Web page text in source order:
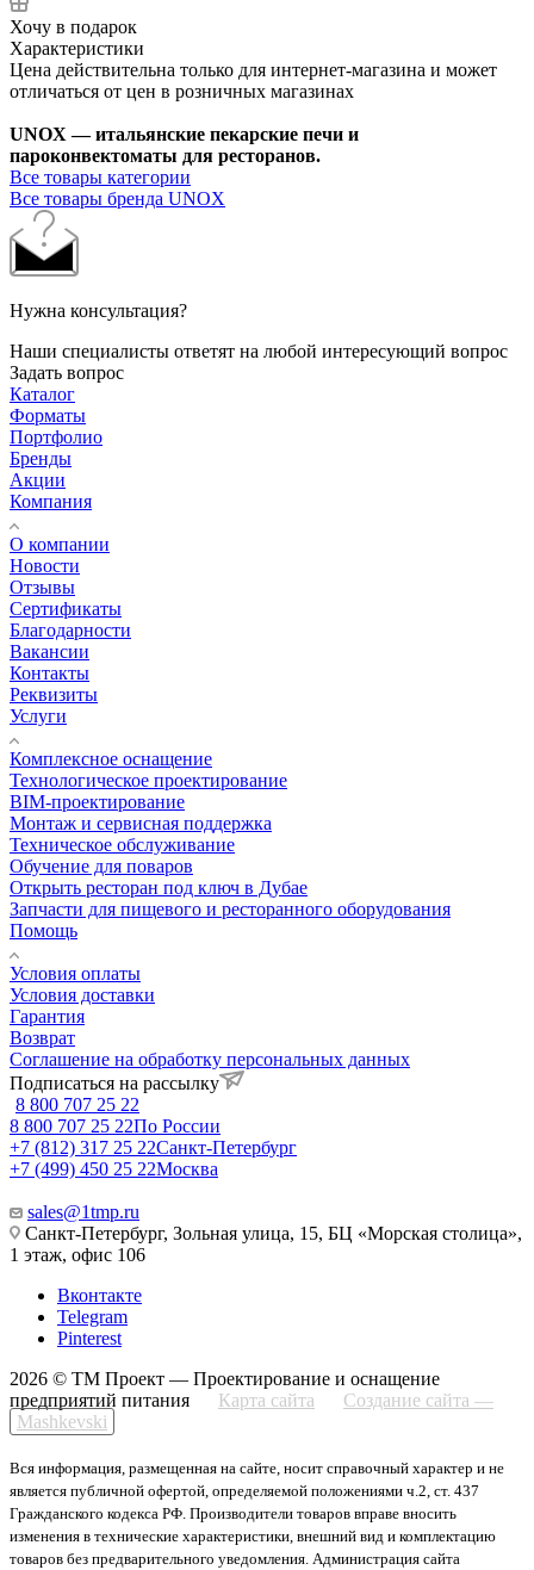
Хочу в подарок
Характеристики
Цена действительна только для интернет-магазина и может
отличаться от цен в розничных магазинах
UNOX — итальянские пекарские печи и
пароконвектоматы для ресторанов.
Все товары категории
Все товары бренда UNOX
Нужна консультация?
Наши специалисты ответят на любой интересующий вопрос
Задать вопрос
Каталог
Форматы
Портфолио
Бренды
Акции
Компания
О компании
Новости
Отзывы
Сертификаты
Благодарности
Вакансии
Контакты
Реквизиты
Услуги
Комплексное оснащение
Технологическое проектирование
BIM-проектирование
Монтаж и сервисная поддержка
Техническое обслуживание
Обучение для поваров
Открыть ресторан под ключ в Дубае
Запчасти для пищевого и ресторанного оборудования
Помощь
Условия оплаты
Условия доставки
Гарантия
Возврат
Соглашение на обработку персональных данных
Подписаться на рассылку
8 800 707 25 22
8 800 707 25 22По России
+7 (812) 317 25 22Санкт-Петербург
+7 (499) 450 25 22Москва
sales@1tmp.ru
Санкт-Петербург, Зольная улица, 15, БЦ «Морская столица»,
1 этаж, офис 106
Вконтакте
Telegram
Pinterest
2026 © ТМ Проект — Проектирование и оснащение
предприятий питания
Карта сайта
Создание сайта —
Mashkevski
Вся информация, размещенная на сайте, носит справочный характер и не
является публичной офертой, определяемой положениями ч.2, ст. 437
Гражданского кодекса РФ. Производители товаров вправе вносить
изменения в технические характеристики, внешний вид и комплектацию
товаров без предварительного уведомления. Администрация сайта